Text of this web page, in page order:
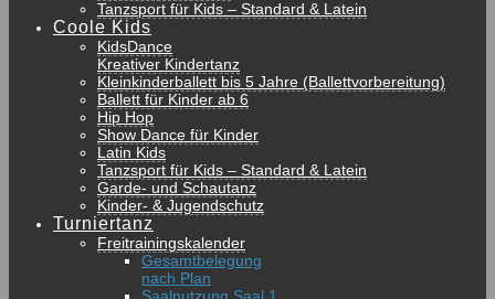
Tanzsport für Kids – Standard & Latein
Coole Kids
KidsDance
Kreativer Kindertanz
Kleinkinderballett bis 5 Jahre (Ballettvorbereitung)
Ballett für Kinder ab 6
Hip Hop
Show Dance für Kinder
Latin Kids
Tanzsport für Kids – Standard & Latein
Garde- und Schautanz
Kinder- & Jugendschutz
Turniertanz
Freitrainingskalender
Gesamtbelegung
nach Plan